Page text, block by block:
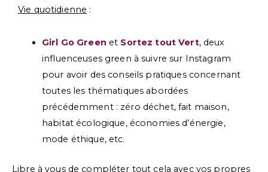
Vie quotidienne :
Girl Go Green et Sortez tout Vert, deux
influenceuses green à suivre sur Instagram
pour avoir des conseils pratiques concernant
toutes les thématiques abordées
précédemment : zéro déchet, fait maison,
habitat écologique, économies d’énergie,
mode éthique, etc.
Libre à vous de compléter tout cela avec vos propres